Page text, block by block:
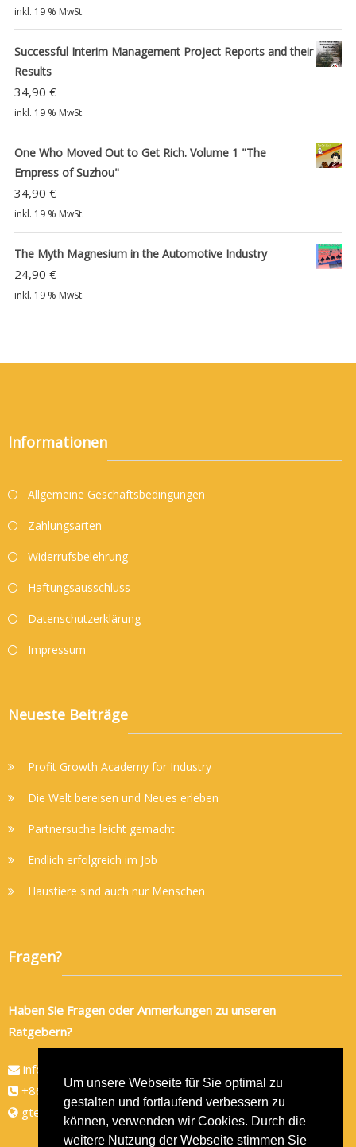
Um unsere Webseite für Sie optimal zu
gestalten und fortlaufend verbessern zu
können, verwenden wir Cookies. Durch die
weitere Nutzung der Webseite stimmen Sie
inkl. 19 % MwSt.
Successful Interim Management Project Reports and their
Results
34,90 €
inkl. 19 % MwSt.
One Who Moved Out to Get Rich. Volume 1 "The
Empress of Suzhou"
34,90 €
inkl. 19 % MwSt.
The Myth Magnesium in the Automotive Industry
24,90 €
inkl. 19 % MwSt.
Informationen
Allgemeine Geschäftsbedingungen
Zahlungsarten
Widerrufsbelehrung
Haftungsausschluss
Datenschutzerklärung
Impressum
Neueste Beiträge
Profit Growth Academy for Industry
Die Welt bereisen und Neues erleben
Partnersuche leicht gemacht
Endlich erfolgreich im Job
Haustiere sind auch nur Menschen
Fragen?
Haben Sie Fragen oder Anmerkungen zu unseren
Ratgebern?
info@gtec-shop.de
+86 134 82438080
gtec-shop.de